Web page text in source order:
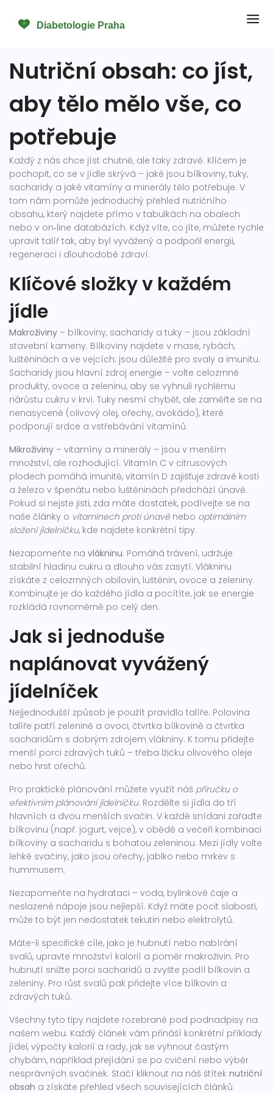
Nutriční obsah: co jíst,
aby tělo mělo vše, co
potřebuje
Každý z nás chce jíst chutně, ale taky zdravě. Klíčem je
pochopit, co se v jídle skrývá – jaké jsou bílkoviny, tuky,
sacharidy a jaké vitamíny a minerály tělo potřebuje. V
tom nám pomůže jednoduchý přehled nutričního
obsahu, který najdete přímo v tabulkách na obalech
nebo v on‑line databázích. Když víte, co jíte, můžete rychle
upravit talíř tak, aby byl vyvážený a podpořil energii,
regeneraci i dlouhodobé zdraví.
Klíčové složky v každém
jídle
Makroživiny – bílkoviny, sacharidy a tuky – jsou základní
stavební kameny. Bílkoviny najdete v mase, rybách,
luštěninách a ve vejcích; jsou důležité pro svaly a imunitu.
Sacharidy jsou hlavní zdroj energie – volte celozrnné
produkty, ovoce a zeleninu, aby se vyhnuli rychlému
nárůstu cukru v krvi. Tuky nesmí chybět, ale zaměřte se na
nenasycené (olivový olej, ořechy, avokádo), které
podporují srdce a vstřebávání vitamínů.
Mikroživiny – vitamíny a minerály – jsou v menším
množství, ale rozhodující. Vitamín C v citrusových
plodech pomáhá imunitě, vitamín D zajišťuje zdravé kosti
a železo v špenátu nebo luštěninách předchází únavě.
Pokud si nejste jisti, zda máte dostatek, podívejte se na
naše články o vitamínech proti únavě nebo optimálním
složení jídelníčku, kde najdete konkrétní tipy.
Nezapomeňte na vlákninu. Pomáhá trávení, udržuje
stabilní hladinu cukru a dlouho vás zasytí. Vlákninu
získáte z celozrnných obilovin, luštěnin, ovoce a zeleniny.
Kombinujte je do každého jídla a pocítíte, jak se energie
rozkládá rovnoměrně po celý den.
Jak si jednoduše
naplánovat vyvážený
jídelníček
Nejjednodušší způsob je použít pravidlo talíře. Polovina
talíře patří zelenině a ovoci, čtvrtka bílkovině a čtvrtka
sacharidům s dobrým zdrojem vlákniny. K tomu přidejte
menší porci zdravých tuků – třeba lžičku olivového oleje
nebo hrst ořechů.
Pro praktické plánování můžete využít náš příručku o
efektivním plánování jídelníčku. Rozdělte si jídla do tří
hlavních a dvou menších svačin. V každé snídani zařaďte
bílkovinu (např. jogurt, vejce), v obědě a večeři kombinaci
bílkoviny a sacharidu s bohatou zeleninou. Mezi jídly volte
lehké svačiny, jako jsou ořechy, jablko nebo mrkev s
hummusem.
Nezapomeňte na hydrataci – voda, bylinkové čaje a
neslazené nápoje jsou nejlepší. Když máte pocit slabosti,
může to být jen nedostatek tekutin nebo elektrolytů.
Máte-li specifické cíle, jako je hubnutí nebo nabírání
svalů, upravte množství kalorií a poměr makroživin. Pro
hubnutí snižte porci sacharidů a zvyšte podíl bílkovin a
zeleniny. Pro růst svalů pak přidejte více bílkovin a
zdravých tuků.
Všechny tyto tipy najdete rozebrané pod podnadpisy na
našem webu. Každý článek vám přináší konkrétní příklady
jídel, výpočty kalorií a rady, jak se vyhnout častým
chybám, například přejídání se po cvičení nebo výběr
nesprávných svačinek. Stačí kliknout na náš štítek nutriční
obsah a získáte přehled všech souvisejících článků.